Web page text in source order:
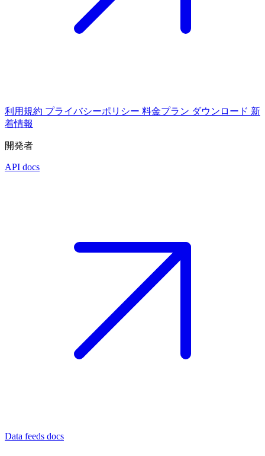
利用規約 プライバシーポリシー 料金プラン ダウンロード 新
着情報
開発者
API docs
Data feeds docs